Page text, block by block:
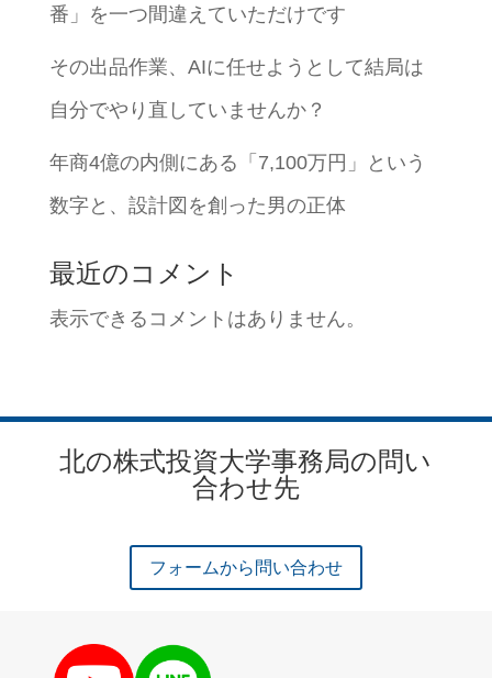
番」を一つ間違えていただけです
その出品作業、AIに任せようとして結局は
自分でやり直していませんか？
年商4億の内側にある「7,100万円」という
数字と、設計図を創った男の正体
最近のコメント
表示できるコメントはありません。
北の株式投資大学事務局の問い
合わせ先
フォームから問い合わせ